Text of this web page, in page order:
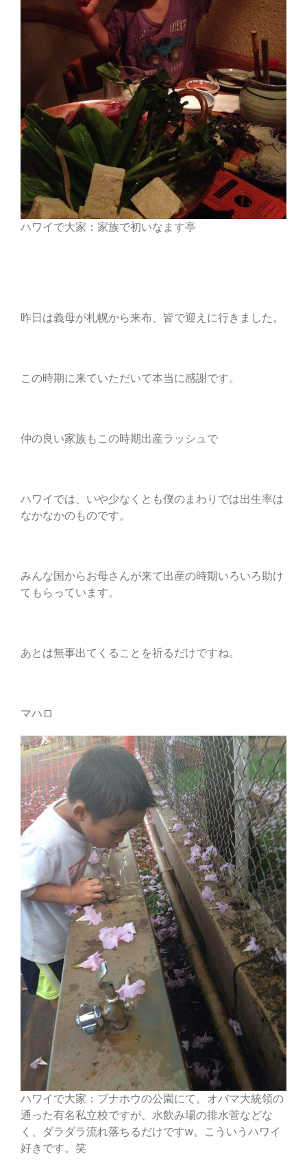
ハワイで大家：家族で初いなます亭
昨日は義母が札幌から来布、皆で迎えに行きました。
この時期に来ていただいて本当に感謝です。
仲の良い家族もこの時期出産ラッシュで
ハワイでは、いや少なくとも僕のまわりでは出生率は
なかなかのものです。
みんな国からお母さんが来て出産の時期いろいろ助け
てもらっています。
あとは無事出てくることを祈るだけですね。
マハロ
ハワイで大家：プナホウの公園にて。オバマ大統領の
通った有名私立校ですが、水飲み場の排水菅などな
く、ダラダラ流れ落ちるだけですw。こういうハワイ
好きです。笑